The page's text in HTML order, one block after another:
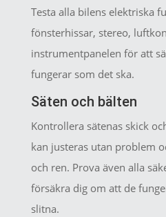
Testa alla bilens elektriska
fönsterhissar, stereo,
instrumentpanelen för att
fungerar som det ska.
Säten och bälten
Kontrollera sätenas skick
kan justeras utan problem
och ren. Prova även alla
försäkra dig om att de
slitna.